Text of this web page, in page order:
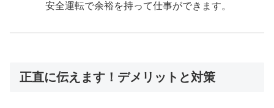
安全運転で余裕を持って仕事ができます。
正直に伝えます！デメリットと対策